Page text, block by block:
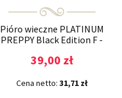
Pióro wieczne PLATINUM
PREPPY Black Edition F -
39,00 zł
Cena netto: 31,71 zł